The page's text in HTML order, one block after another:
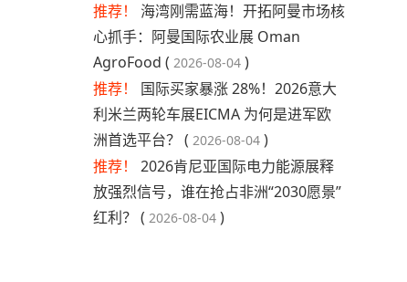
推荐！
海湾刚需蓝海！开拓阿曼市场核
心抓手：阿曼国际农业展 Oman
AgroFood ( 2026-08-04 )
推荐！
国际买家暴涨 28%！2026意大
利米兰两轮车展EICMA 为何是进军欧
洲首选平台？ ( 2026-08-04 )
推荐！
2026肯尼亚国际电力能源展释
放强烈信号，谁在抢占非洲“2030愿景”
红利？ ( 2026-08-04 )